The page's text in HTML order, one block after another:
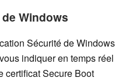
Windows
Sécurité de Windows
indiquer en temps réel
certificat Secure Boot